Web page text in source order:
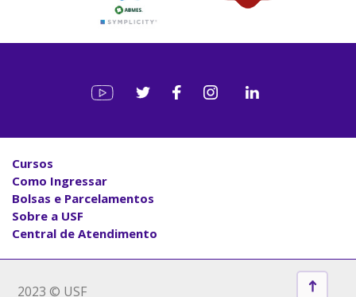
Cursos
Como Ingressar
Bolsas e Parcelamentos
Sobre a USF
Central de Atendimento
2023 © USF